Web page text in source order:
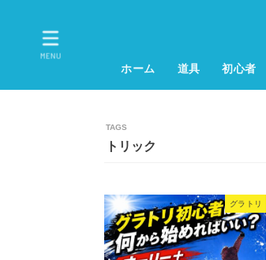
ホーム 道具 初心者
MENU
トリック
グラトリ